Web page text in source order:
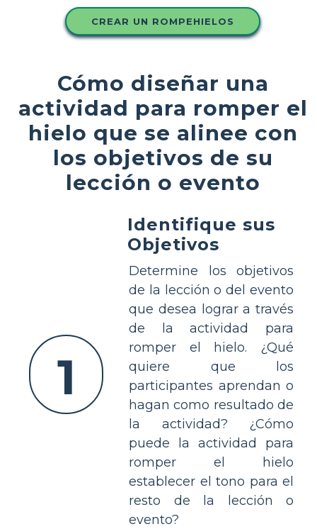
CREAR UN ROMPEHIELOS
Cómo diseñar una
actividad para romper el
hielo que se alinee con
los objetivos de su
lección o evento
1
Identifique sus
Objetivos
Determine los objetivos
de la lección o del evento
que desea lograr a través
de la actividad para
romper el hielo. ¿Qué
quiere que los
participantes aprendan o
hagan como resultado de
la actividad? ¿Cómo
puede la actividad para
romper el hielo
establecer el tono para el
resto de la lección o
evento?